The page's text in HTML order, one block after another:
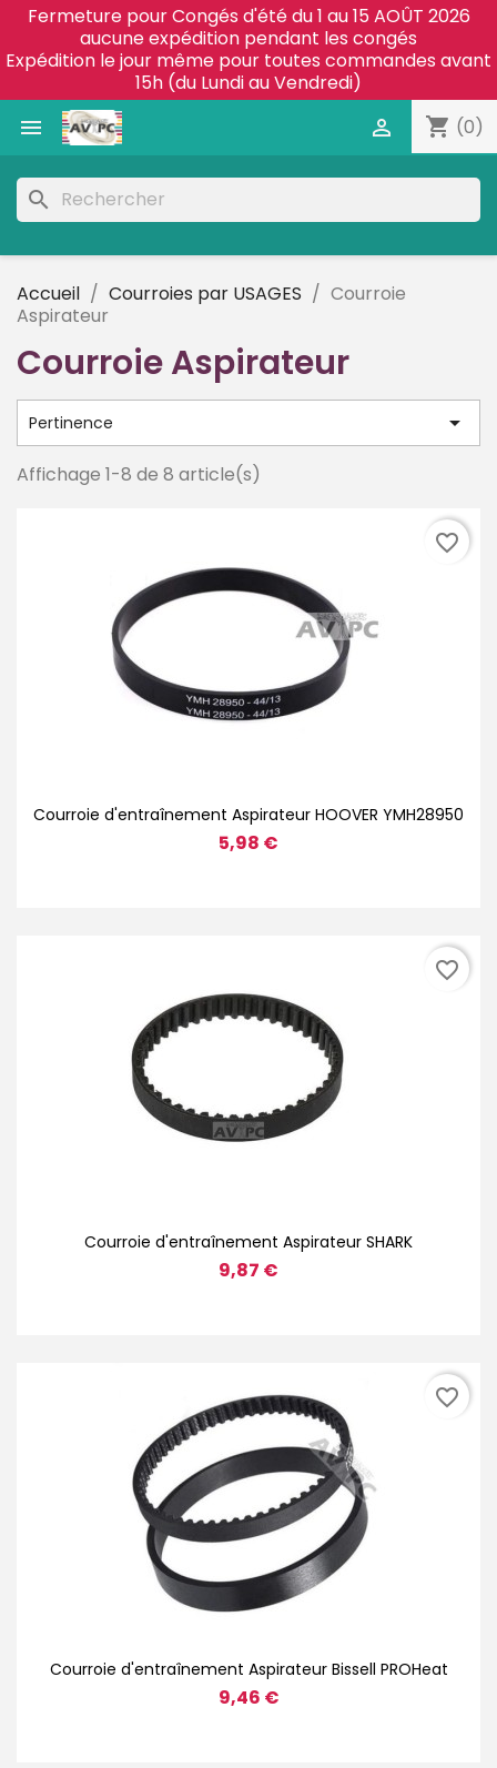
Fermeture pour Congés d'été du 1 au 15 AOÛT 2026
aucune expédition pendant les congés
Expédition le jour même pour toutes commandes avant
15h (du Lundi au Vendredi)
 shopping_cart (0)

search
Accueil Courroies par USAGES
Courroie
Aspirateur
Courroie Aspirateur
Pertinence 
Affichage 1-8 de 8 article(s)
Courroie d'entraînement Aspirateur HOOVER YMH28950
5,98 €
favorite_border
Courroie d'entraînement Aspirateur SHARK
9,87 €
favorite_border
Courroie d'entraînement Aspirateur Bissell PROHeat
9,46 €
favorite_border